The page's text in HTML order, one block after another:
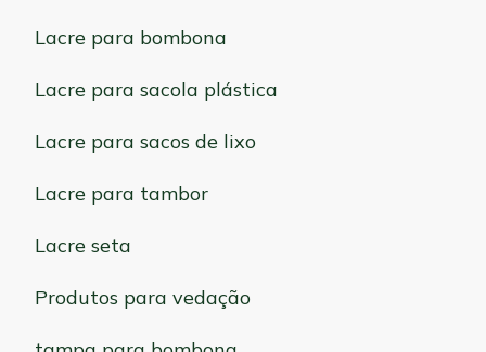
Lacre para bombona
Lacre para sacola plástica
Lacre para sacos de lixo
Lacre para tambor
Lacre seta
Produtos para vedação